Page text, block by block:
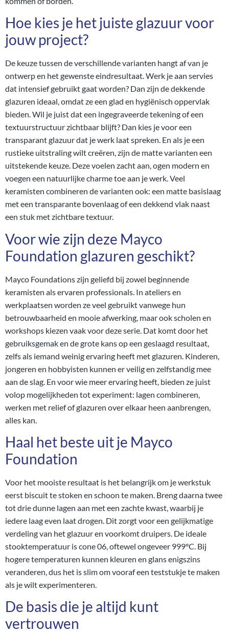
Hoe kies je het juiste glazuur voor
jouw project?
De keuze tussen de verschillende varianten hangt af van je
ontwerp en het gewenste eindresultaat. Werk je aan servies
dat intensief gebruikt gaat worden? Dan zijn de dekkende
glazuren ideaal, omdat ze een glad en hygiënisch oppervlak
bieden. Wil je juist dat een ingegraveerde tekening of een
textuurstructuur zichtbaar blijft? Dan kies je voor een
transparant glazuur dat je werk laat spreken. En als je een
rustieke uitstraling wilt creëren, zijn de matte varianten een
uitstekende keuze. Deze voelen zacht aan, ogen modern en
voegen een natuurlijke charme toe aan je werk. Veel
keramisten combineren de varianten ook: een matte basislaag
met een transparante bovenlaag of een dekkend vlak naast
een stuk met zichtbare textuur.
Voor wie zijn deze Mayco
Foundation glazuren geschikt?
Mayco Foundations zijn geliefd bij zowel beginnende
keramisten als ervaren professionals. In ateliers en
werkplaatsen worden ze veel gebruikt vanwege hun
betrouwbaarheid en mooie afwerking, maar ook scholen en
workshops kiezen vaak voor deze serie. Dat komt door het
gebruiksgemak en de grote kans op een geslaagd resultaat,
zelfs als iemand weinig ervaring heeft met glazuren. Kinderen,
jongeren en hobbyisten kunnen er veilig en zelfstandig mee
aan de slag. En voor wie meer ervaring heeft, bieden ze juist
volop mogelijkheden tot experiment: lagen combineren,
werken met relief of glazuren over elkaar heen aanbrengen,
alles kan.
Haal het beste uit je Mayco
Foundation
Voor het mooiste resultaat is het belangrijk om je werkstuk
eerst biscuit te stoken en schoon te maken. Breng daarna twee
tot drie dunne lagen aan met een zachte kwast, waarbij je
iedere laag even laat drogen. Dit zorgt voor een gelijkmatige
verdeling van het glazuur en voorkomt druipers. De ideale
stooktemperatuur is cone 06, oftewel ongeveer 999°C. Bij
hogere temperaturen kunnen kleuren en glans enigszins
veranderen, dus het is slim om vooraf een teststukje te maken
als je wilt experimenteren.
De basis die je altijd kunt
vertrouwen